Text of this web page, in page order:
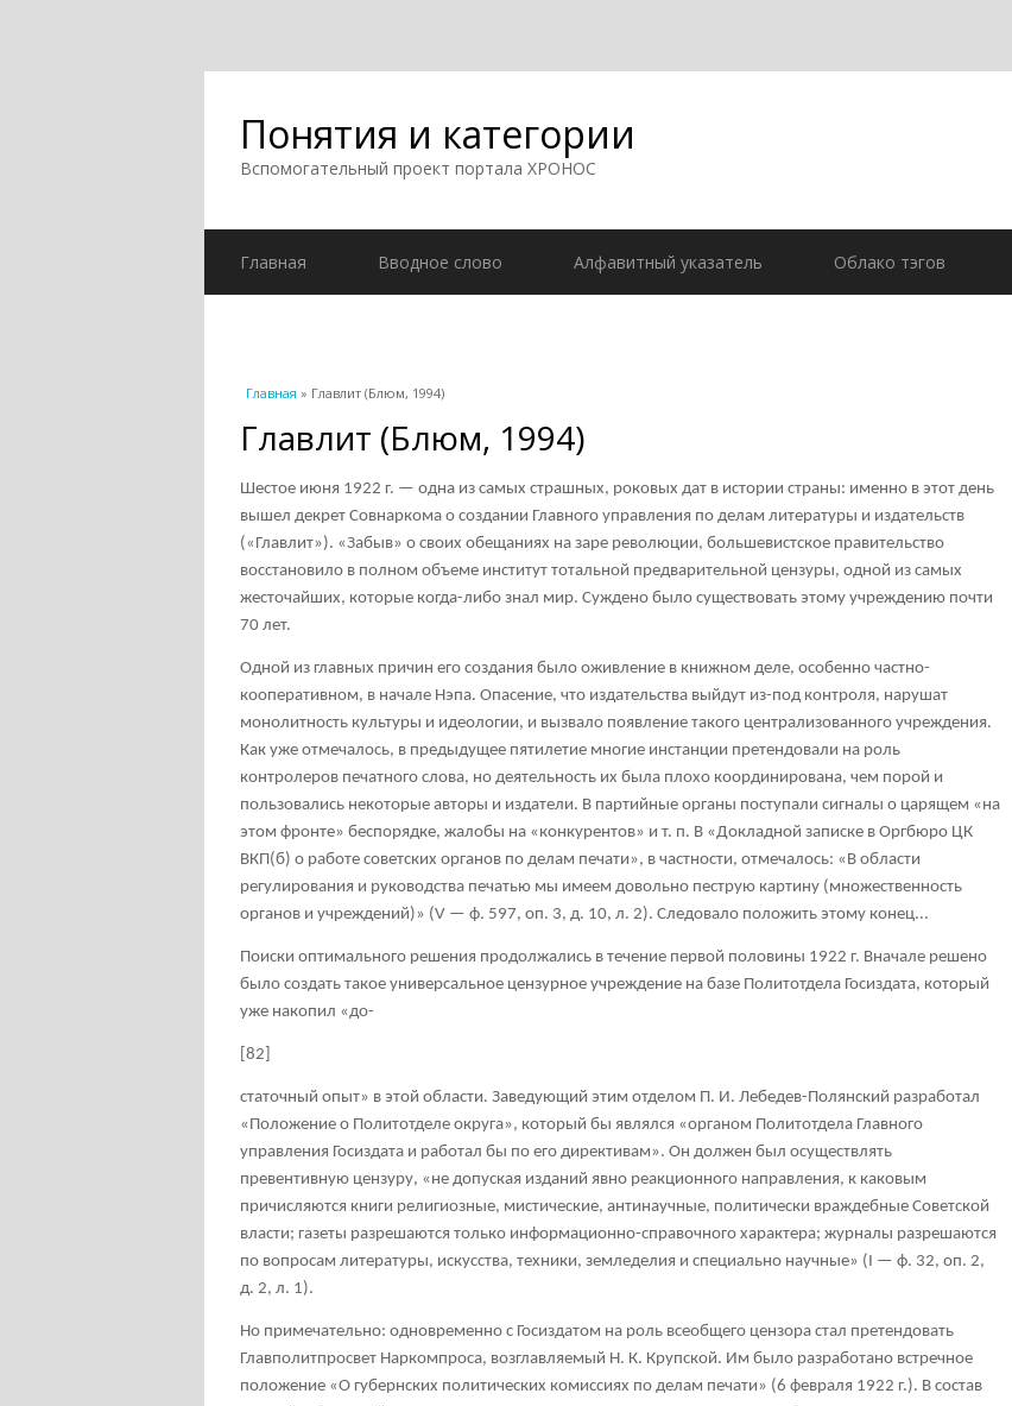
Понятия и категории
Вспомогательный проект портала ХРОНОС
Главная Вводное слово Алфавитный указатель Облако тэгов
Вы здесь
Главная » Главлит (Блюм, 1994)
Главлит (Блюм, 1994)
Шестое июня 1922 г. — одна из самых страшных, роковых дат в истории страны: именно в этот день
вышел декрет Совнаркома о создании Главного управления по делам литературы и издательств
(«Главлит»). «Забыв» о своих обещаниях на заре революции, большевистское правительство
восстановило в полном объеме институт тотальной предварительной цензуры, одной из самых
жесточайших, которые когда-либо знал мир. Суждено было существовать этому учреждению почти
70 лет.
Одной из главных причин его создания было оживление в книжном деле, особенно частно-
кооперативном, в начале Нэпа. Опасение, что издательства выйдут из-под контроля, нарушат
монолитность культуры и идеологии, и вызвало появление такого централизованного учреждения.
Как уже отмечалось, в предыдущее пятилетие многие инстанции претендовали на роль
контролеров печатного слова, но деятельность их была плохо координирована, чем порой и
пользовались некоторые авторы и издатели. В партийные органы поступали сигналы о царящем «на
этом фронте» беспорядке, жалобы на «конкурентов» и т. п. В «Докладной записке в Оргбюро ЦК
ВКП(б) о работе советских органов по делам печати», в частности, отмечалось: «В области
регулирования и руководства печатью мы имеем довольно пеструю картину (множественность
органов и учреждений)» (V — ф. 597, оп. 3, д. 10, л. 2). Следовало положить этому конец...
Поиски оптимального решения продолжались в течение первой половины 1922 г. Вначале решено
было создать такое универсальное цензурное учреждение на базе Политотдела Госиздата, который
уже накопил «до-
[82]
статочный опыт» в этой области. Заведующий этим отделом П. И. Лебедев-Полянский разработал
«Положение о Политотделе округа», который бы являлся «органом Политотдела Главного
управления Госиздата и работал бы по его директивам». Он должен был осуществлять
превентивную цензуру, «не допуская изданий явно реакционного направления, к каковым
причисляются книги религиозные, мистические, антинаучные, политически враждебные Советской
власти; газеты разрешаются только информационно-справочного характера; журналы разрешаются
по вопросам литературы, искусства, техники, земледелия и специально научные» (I — ф. 32, оп. 2,
д. 2, л. 1).
Но примечательно: одновременно с Госиздатом на роль всеобщего цензора стал претендовать
Главполитпросвет Наркомпроса, возглавляемый Н. К. Крупской. Им было разработано встречное
положение «О губернских политических комиссиях по делам печати» (6 февраля 1922 г.). В состав